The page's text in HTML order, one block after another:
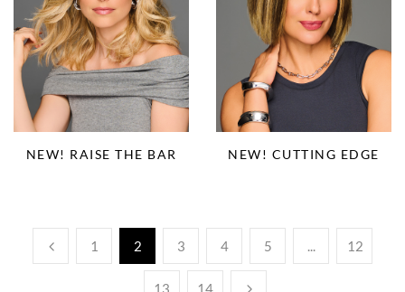
NEW! RAISE THE BAR NEW! CUTTING EDGE
1 2 3 4 5 ... 12
13 14